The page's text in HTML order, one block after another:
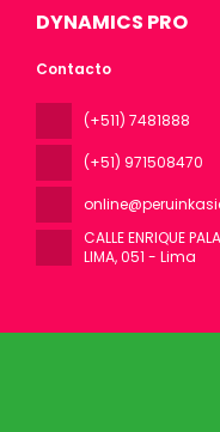
DYNAMICS PRO
Contacto
(+511) 7481888
(+51) 971508470
CALLE ENRIQUE
LIMA, 051 - Lima